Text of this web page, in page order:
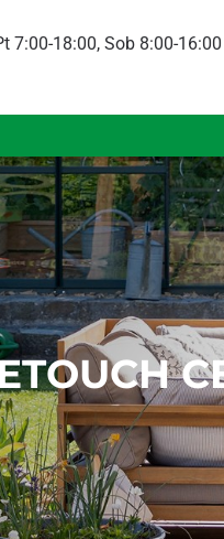
7:00-18:00, Sob 8:00-16:00